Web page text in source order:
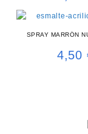
SPRAY MARRÓN
4,50